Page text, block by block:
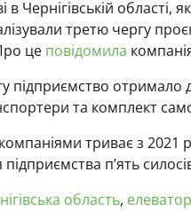
в Чернігівській
третю чергу
це повідомила
підприємство отримало
та комплект
триває з 2021
п’ять
область, елеватор